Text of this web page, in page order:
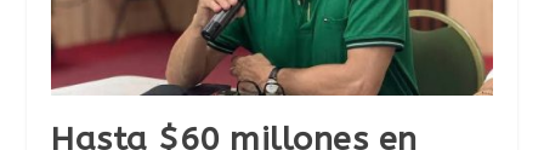
Hasta $60 millones en